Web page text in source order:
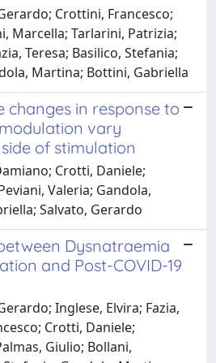
Crottini, Francesco;
Marcella; Tarlarini, Patrizia;
Teresa; Basilico, Stefania;
Martina; Bottini, Gabriella
changes in response to
vary
of stimulation
Crotti, Daniele;
Valeria; Gandola,
Salvato, Gerardo
Dysnatraemia
and Post-COVID-19
Inglese, Elvira; Fazia,
Crotti, Daniele;
Giulio; Bollani,